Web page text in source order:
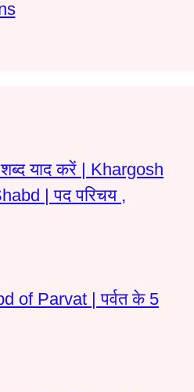
शब्द याद करें | Khargosh
| पद परिचय ,
of Parvat | पर्वत के 5